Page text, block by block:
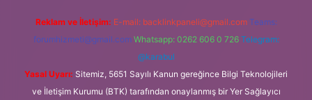
Reklam ve İletişim: E-mail: backlinkpaneli@gmail.com Teams:
forumhizmeti@gmail.com Whatsapp: 0262 606 0 726 Telegram:
@karabul
Yasal Uyarı: Sitemiz, 5651 Sayılı Kanun gereğince Bilgi Teknolojileri
ve İletişim Kurumu (BTK) tarafından onaylanmış bir Yer Sağlayıcı